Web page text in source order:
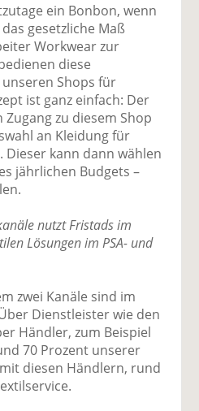
ein Bonbon, wenn
gesetzliche Maß
Workwear zur
diese
Shops für
ist ganz einfach: Der
zu diesem Shop
an Kleidung für
kann dann wählen
jährlichen Budgets –
nutzt Fristads im
Lösungen im PSA- und
zwei Kanäle sind im
Dienstleister wie den
Händler, zum Beispiel
70 Prozent unserer
diesen Händlern, rund